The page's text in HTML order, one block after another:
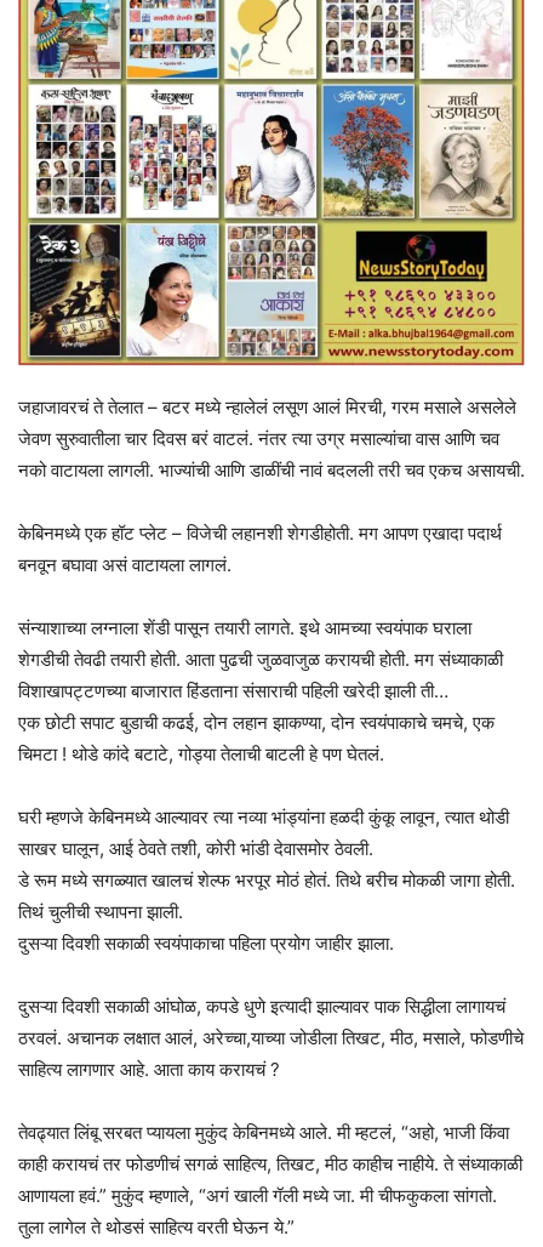
जहाजावरचं ते तेलात – बटर मध्ये न्हालेलं लसूण आलं मिरची, गरम मसाले असलेले
जेवण सुरुवातीला चार दिवस बरं वाटलं. नंतर त्या उग्र मसाल्यांचा वास आणि चव
नको वाटायला लागली. भाज्यांची आणि डाळींची नावं बदलली तरी चव एकच असायची.
केबिनमध्ये एक हॉट प्लेट – विजेची लहानशी शेगडीहोती. मग आपण एखादा पदार्थ
बनवून बघावा असं वाटायला लागलं.
संन्याशाच्या लग्नाला शेंडी पासून तयारी लागते. इथे आमच्या स्वयंपाक घराला
शेगडीची तेवढी तयारी होती. आता पुढची जुळवाजुळ करायची होती. मग संध्याकाळी
विशाखापट्टणच्या बाजारात हिंडताना संसाराची पहिली खरेदी झाली ती…
एक छोटी सपाट बुडाची कढई, दोन लहान झाकण्या, दोन स्वयंपाकाचे चमचे, एक
चिमटा ! थोडे कांदे बटाटे, गोड्या तेलाची बाटली हे पण घेतलं.
घरी म्हणजे केबिनमध्ये आल्यावर त्या नव्या भांड्यांना हळदी कुंकू लावून, त्यात थोडी
साखर घालून, आई ठेवते तशी, कोरी भांडी देवासमोर ठेवली.
डे रूम मध्ये सगळ्यात खालचं शेल्फ भरपूर मोठं होतं. तिथे बरीच मोकळी जागा होती.
तिथं चुलीची स्थापना झाली.
दुसऱ्या दिवशी सकाळी स्वयंपाकाचा पहिला प्रयोग जाहीर झाला.
दुसऱ्या दिवशी सकाळी आंघोळ, कपडे धुणे इत्यादी झाल्यावर पाक सिद्धीला लागायचं
ठरवलं. अचानक लक्षात आलं, अरेच्चा,याच्या जोडीला तिखट, मीठ, मसाले, फोडणीचे
साहित्य लागणार आहे. आता काय करायचं ?
तेवढ्यात लिंबू सरबत प्यायला मुकुंद केबिनमध्ये आले. मी म्हटलं, “अहो, भाजी किंवा
काही करायचं तर फोडणीचं सगळं साहित्य, तिखट, मीठ काहीच नाहीये. ते संध्याकाळी
आणायला हवं.” मुकुंद म्हणाले, “अगं खाली गॅली मध्ये जा. मी चीफकुकला सांगतो.
तुला लागेल ते थोडसं साहित्य वरती घेऊन ये.”